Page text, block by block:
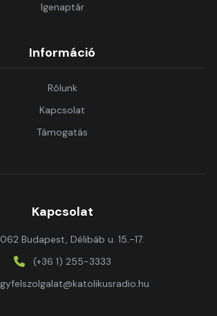
Igenaptár
Információ
Rólunk
Kapcsolat
Támogatás
Kapcsolat
Budapest, Délibáb u. 15.-17.
(+36 1) 255-3333